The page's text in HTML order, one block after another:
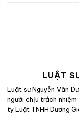
LUẬT
Luật sư Nguyễn Văn
người chịu trách
ty Luật TNHH Dương